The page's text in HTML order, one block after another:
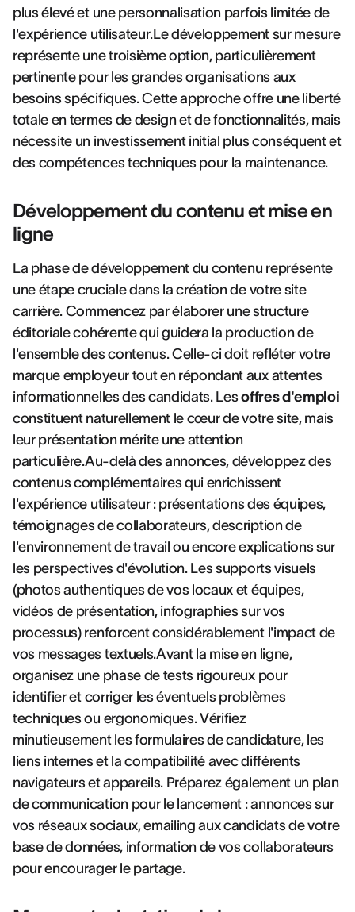
plus élevé et une personnalisation parfois limitée de
l'expérience utilisateur.Le développement sur mesure
représente une troisième option, particulièrement
pertinente pour les grandes organisations aux
besoins spécifiques. Cette approche offre une liberté
totale en termes de design et de fonctionnalités, mais
nécessite un investissement initial plus conséquent et
des compétences techniques pour la maintenance.
Développement du contenu et mise en
ligne
La phase de développement du contenu représente
une étape cruciale dans la création de votre site
carrière. Commencez par élaborer une structure
éditoriale cohérente qui guidera la production de
l'ensemble des contenus. Celle-ci doit refléter votre
marque employeur tout en répondant aux attentes
informationnelles des candidats. Lesoffres d'emploi
constituent naturellement le cœur de votre site, mais
leur présentation mérite une attention
particulière.Au-delà des annonces, développez des
contenus complémentaires qui enrichissent
l'expérience utilisateur : présentations des équipes,
témoignages de collaborateurs, description de
l'environnement de travail ou encore explications sur
les perspectives d'évolution. Les supports visuels
(photos authentiques de vos locaux et équipes,
vidéos de présentation, infographies sur vos
processus) renforcent considérablement l'impact de
vos messages textuels.Avant la mise en ligne,
organisez une phase de tests rigoureux pour
identifier et corriger les éventuels problèmes
techniques ou ergonomiques. Vérifiez
minutieusement les formulaires de candidature, les
liens internes et la compatibilité avec différents
navigateurs et appareils. Préparez également un plan
de communication pour le lancement : annonces sur
vos réseaux sociaux, emailing aux candidats de votre
base de données, information de vos collaborateurs
pour encourager le partage.